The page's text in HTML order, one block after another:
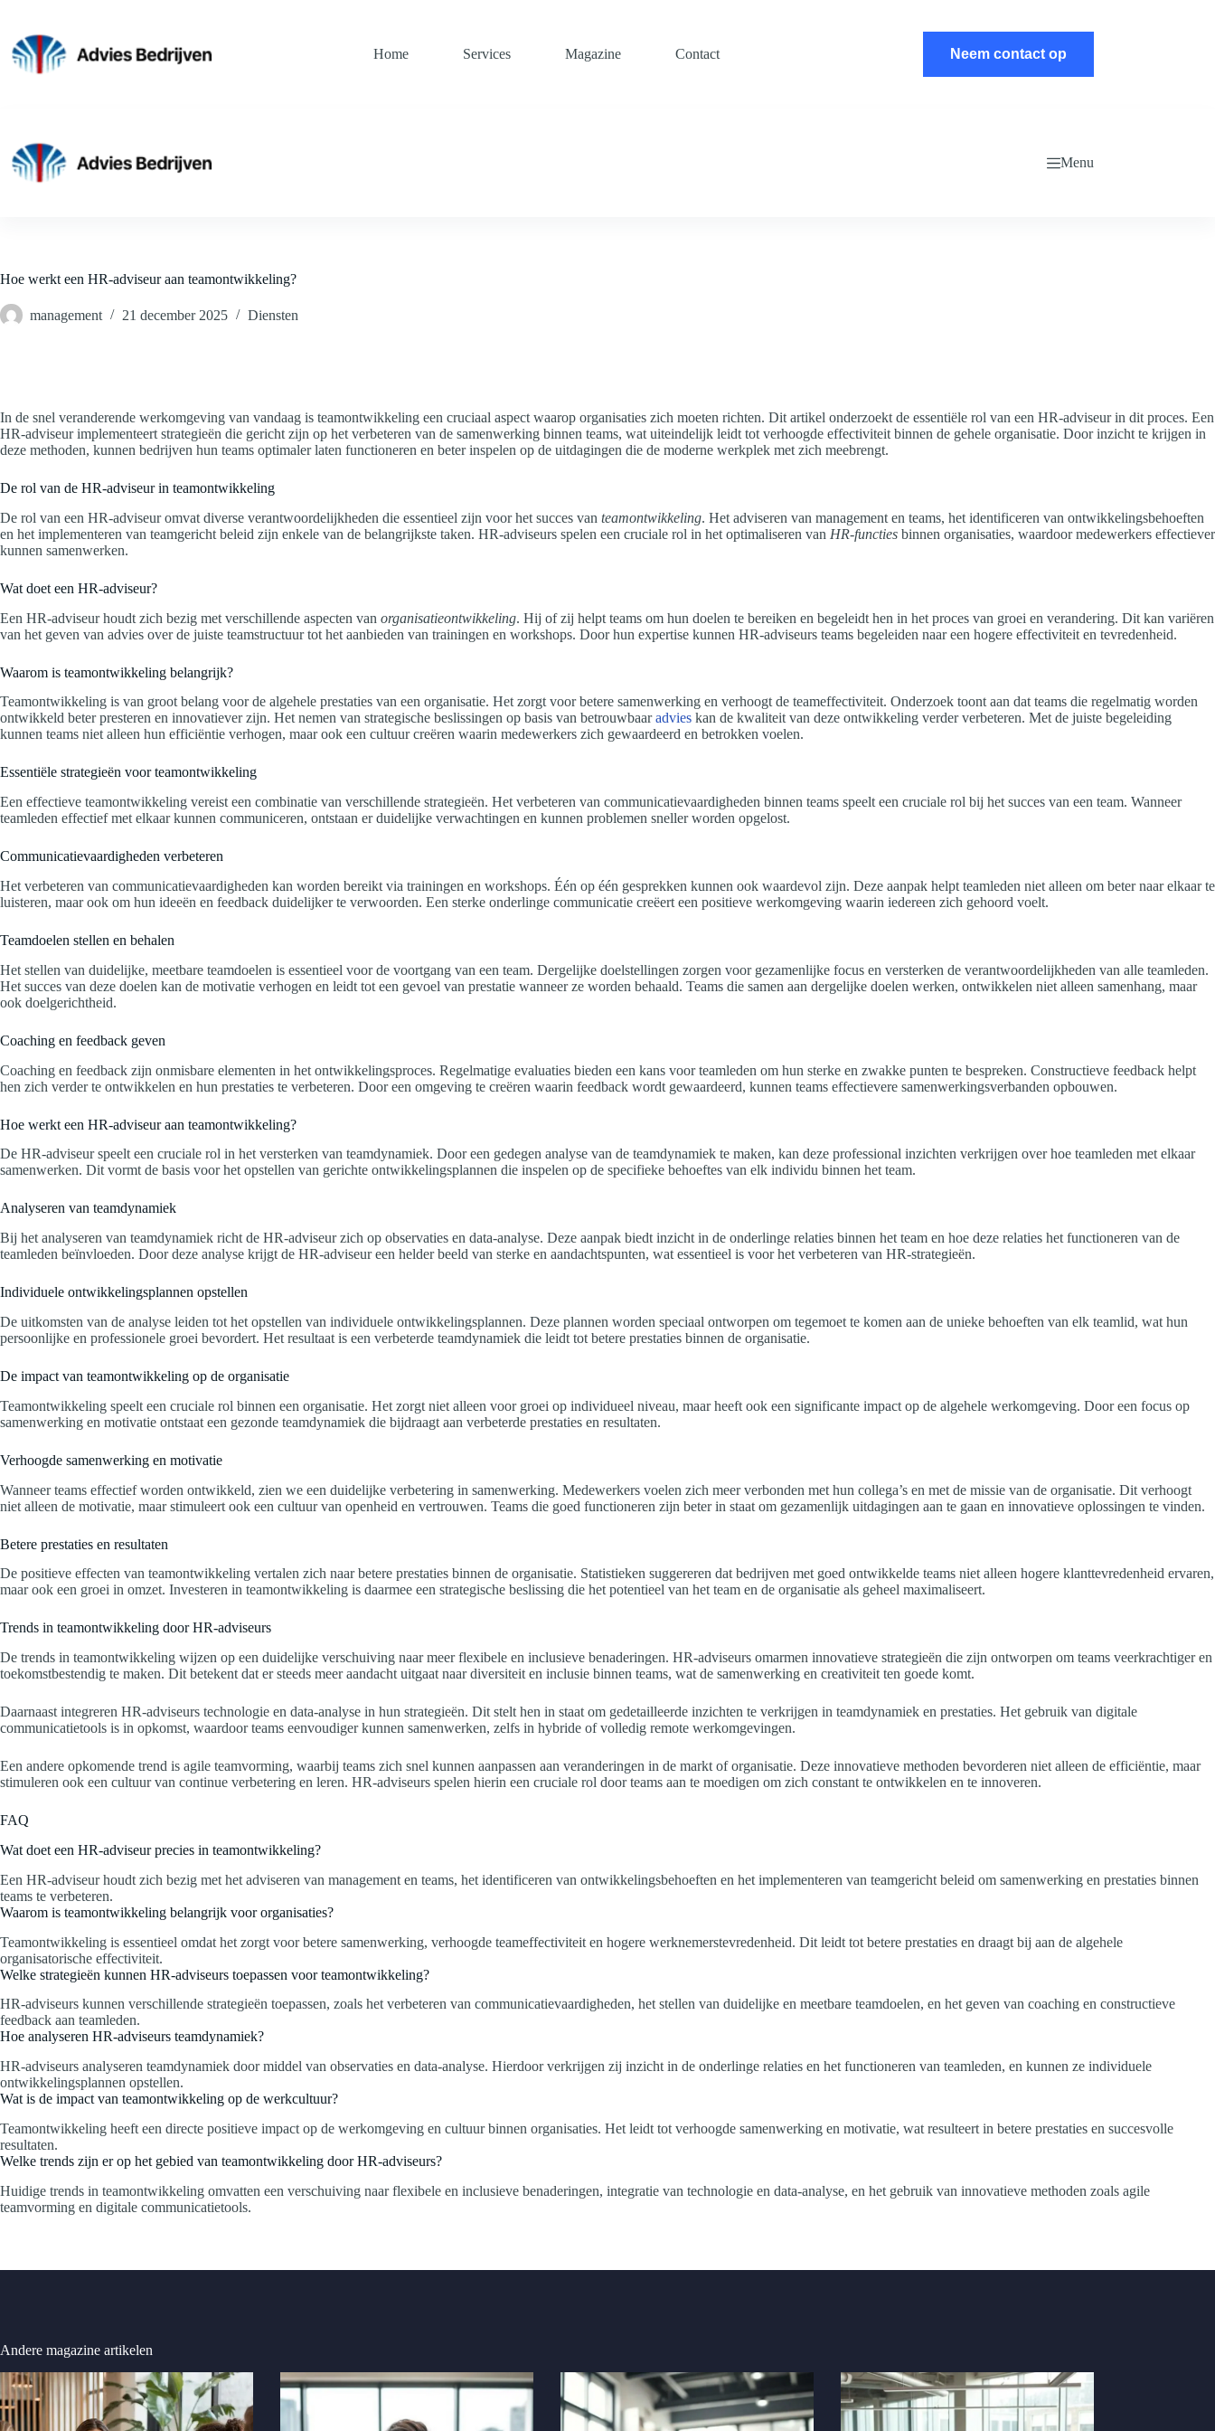
inhoud
Home Services Magazine Contact Neem contact op
Menu
Hoe werkt een HR-adviseur aan teamontwikkeling?
management 21 december 2025 Diensten
In de snel veranderende werkomgeving van vandaag is teamontwikkeling een cruciaal aspect waarop organisaties zich moeten richten. Dit artikel onderzoekt de essentiële rol van een HR-adviseur in dit proces. Een
HR-adviseur implementeert strategieën die gericht zijn op het verbeteren van de samenwerking binnen teams, wat uiteindelijk leidt tot verhoogde effectiviteit binnen de gehele organisatie. Door inzicht te krijgen in
deze methoden, kunnen bedrijven hun teams optimaler laten functioneren en beter inspelen op de uitdagingen die de moderne werkplek met zich meebrengt.
De rol van de HR-adviseur in teamontwikkeling
De rol van een HR-adviseur omvat diverse verantwoordelijkheden die essentieel zijn voor het succes van teamontwikkeling. Het adviseren van management en teams, het identificeren van ontwikkelingsbehoeften
en het implementeren van teamgericht beleid zijn enkele van de belangrijkste taken. HR-adviseurs spelen een cruciale rol in het optimaliseren van HR-functies binnen organisaties, waardoor medewerkers effectiever
kunnen samenwerken.
Wat doet een HR-adviseur?
Een HR-adviseur houdt zich bezig met verschillende aspecten van organisatieontwikkeling. Hij of zij helpt teams om hun doelen te bereiken en begeleidt hen in het proces van groei en verandering. Dit kan variëren
van het geven van advies over de juiste teamstructuur tot het aanbieden van trainingen en workshops. Door hun expertise kunnen HR-adviseurs teams begeleiden naar een hogere effectiviteit en tevredenheid.
Waarom is teamontwikkeling belangrijk?
Teamontwikkeling is van groot belang voor de algehele prestaties van een organisatie. Het zorgt voor betere samenwerking en verhoogt de teameffectiviteit. Onderzoek toont aan dat teams die regelmatig worden
ontwikkeld beter presteren en innovatiever zijn. Het nemen van strategische beslissingen op basis van betrouwbaaradvies kan de kwaliteit van deze ontwikkeling verder verbeteren. Met de juiste begeleiding
kunnen teams niet alleen hun efficiëntie verhogen, maar ook een cultuur creëren waarin medewerkers zich gewaardeerd en betrokken voelen.
Essentiële strategieën voor teamontwikkeling
Een effectieve teamontwikkeling vereist een combinatie van verschillende strategieën. Het verbeteren van communicatievaardigheden binnen teams speelt een cruciale rol bij het succes van een team. Wanneer
teamleden effectief met elkaar kunnen communiceren, ontstaan er duidelijke verwachtingen en kunnen problemen sneller worden opgelost.
Communicatievaardigheden verbeteren
Het verbeteren van communicatievaardigheden kan worden bereikt via trainingen en workshops. Één op één gesprekken kunnen ook waardevol zijn. Deze aanpak helpt teamleden niet alleen om beter naar elkaar te
luisteren, maar ook om hun ideeën en feedback duidelijker te verwoorden. Een sterke onderlinge communicatie creëert een positieve werkomgeving waarin iedereen zich gehoord voelt.
Teamdoelen stellen en behalen
Het stellen van duidelijke, meetbare teamdoelen is essentieel voor de voortgang van een team. Dergelijke doelstellingen zorgen voor gezamenlijke focus en versterken de verantwoordelijkheden van alle teamleden.
Het succes van deze doelen kan de motivatie verhogen en leidt tot een gevoel van prestatie wanneer ze worden behaald. Teams die samen aan dergelijke doelen werken, ontwikkelen niet alleen samenhang, maar
ook doelgerichtheid.
Coaching en feedback geven
Coaching en feedback zijn onmisbare elementen in het ontwikkelingsproces. Regelmatige evaluaties bieden een kans voor teamleden om hun sterke en zwakke punten te bespreken. Constructieve feedback helpt
hen zich verder te ontwikkelen en hun prestaties te verbeteren. Door een omgeving te creëren waarin feedback wordt gewaardeerd, kunnen teams effectievere samenwerkingsverbanden opbouwen.
Hoe werkt een HR-adviseur aan teamontwikkeling?
De HR-adviseur speelt een cruciale rol in het versterken van teamdynamiek. Door een gedegen analyse van de teamdynamiek te maken, kan deze professional inzichten verkrijgen over hoe teamleden met elkaar
samenwerken. Dit vormt de basis voor het opstellen van gerichte ontwikkelingsplannen die inspelen op de specifieke behoeftes van elk individu binnen het team.
Analyseren van teamdynamiek
Bij het analyseren van teamdynamiek richt de HR-adviseur zich op observaties en data-analyse. Deze aanpak biedt inzicht in de onderlinge relaties binnen het team en hoe deze relaties het functioneren van de
teamleden beïnvloeden. Door deze analyse krijgt de HR-adviseur een helder beeld van sterke en aandachtspunten, wat essentieel is voor het verbeteren van HR-strategieën.
Individuele ontwikkelingsplannen opstellen
De uitkomsten van de analyse leiden tot het opstellen van individuele ontwikkelingsplannen. Deze plannen worden speciaal ontworpen om tegemoet te komen aan de unieke behoeften van elk teamlid, wat hun
persoonlijke en professionele groei bevordert. Het resultaat is een verbeterde teamdynamiek die leidt tot betere prestaties binnen de organisatie.
De impact van teamontwikkeling op de organisatie
Teamontwikkeling speelt een cruciale rol binnen een organisatie. Het zorgt niet alleen voor groei op individueel niveau, maar heeft ook een significante impact op de algehele werkomgeving. Door een focus op
samenwerking en motivatie ontstaat een gezonde teamdynamiek die bijdraagt aan verbeterde prestaties en resultaten.
Verhoogde samenwerking en motivatie
Wanneer teams effectief worden ontwikkeld, zien we een duidelijke verbetering in samenwerking. Medewerkers voelen zich meer verbonden met hun collega’s en met de missie van de organisatie. Dit verhoogt
niet alleen de motivatie, maar stimuleert ook een cultuur van openheid en vertrouwen. Teams die goed functioneren zijn beter in staat om gezamenlijk uitdagingen aan te gaan en innovatieve oplossingen te vinden.
Betere prestaties en resultaten
De positieve effecten van teamontwikkeling vertalen zich naar betere prestaties binnen de organisatie. Statistieken suggereren dat bedrijven met goed ontwikkelde teams niet alleen hogere klanttevredenheid ervaren,
maar ook een groei in omzet. Investeren in teamontwikkeling is daarmee een strategische beslissing die het potentieel van het team en de organisatie als geheel maximaliseert.
Trends in teamontwikkeling door HR-adviseurs
De trends in teamontwikkeling wijzen op een duidelijke verschuiving naar meer flexibele en inclusieve benaderingen. HR-adviseurs omarmen innovatieve strategieën die zijn ontworpen om teams veerkrachtiger en
toekomstbestendig te maken. Dit betekent dat er steeds meer aandacht uitgaat naar diversiteit en inclusie binnen teams, wat de samenwerking en creativiteit ten goede komt.
Daarnaast integreren HR-adviseurs technologie en data-analyse in hun strategieën. Dit stelt hen in staat om gedetailleerde inzichten te verkrijgen in teamdynamiek en prestaties. Het gebruik van digitale
communicatietools is in opkomst, waardoor teams eenvoudiger kunnen samenwerken, zelfs in hybride of volledig remote werkomgevingen.
Een andere opkomende trend is agile teamvorming, waarbij teams zich snel kunnen aanpassen aan veranderingen in de markt of organisatie. Deze innovatieve methoden bevorderen niet alleen de efficiëntie, maar
stimuleren ook een cultuur van continue verbetering en leren. HR-adviseurs spelen hierin een cruciale rol door teams aan te moedigen om zich constant te ontwikkelen en te innoveren.
FAQ
Wat doet een HR-adviseur precies in teamontwikkeling?
Een HR-adviseur houdt zich bezig met het adviseren van management en teams, het identificeren van ontwikkelingsbehoeften en het implementeren van teamgericht beleid om samenwerking en prestaties binnen
teams te verbeteren.
Waarom is teamontwikkeling belangrijk voor organisaties?
Teamontwikkeling is essentieel omdat het zorgt voor betere samenwerking, verhoogde teameffectiviteit en hogere werknemerstevredenheid. Dit leidt tot betere prestaties en draagt bij aan de algehele
organisatorische effectiviteit.
Welke strategieën kunnen HR-adviseurs toepassen voor teamontwikkeling?
HR-adviseurs kunnen verschillende strategieën toepassen, zoals het verbeteren van communicatievaardigheden, het stellen van duidelijke en meetbare teamdoelen, en het geven van coaching en constructieve
feedback aan teamleden.
Hoe analyseren HR-adviseurs teamdynamiek?
HR-adviseurs analyseren teamdynamiek door middel van observaties en data-analyse. Hierdoor verkrijgen zij inzicht in de onderlinge relaties en het functioneren van teamleden, en kunnen ze individuele
ontwikkelingsplannen opstellen.
Wat is de impact van teamontwikkeling op de werkcultuur?
Teamontwikkeling heeft een directe positieve impact op de werkomgeving en cultuur binnen organisaties. Het leidt tot verhoogde samenwerking en motivatie, wat resulteert in betere prestaties en succesvolle
resultaten.
Welke trends zijn er op het gebied van teamontwikkeling door HR-adviseurs?
Huidige trends in teamontwikkeling omvatten een verschuiving naar flexibele en inclusieve benaderingen, integratie van technologie en data-analyse, en het gebruik van innovatieve methoden zoals agile
teamvorming en digitale communicatietools.
Andere magazine artikelen